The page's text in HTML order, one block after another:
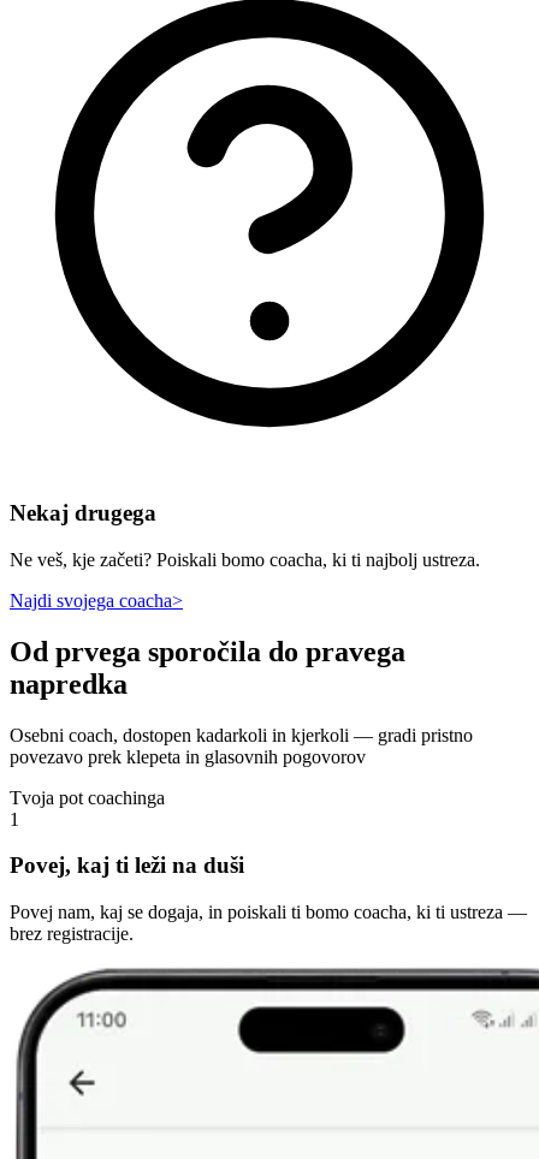
Nekaj drugega
Ne veš, kje začeti? Poiskali bomo coacha, ki ti najbolj ustreza.
Najdi svojega coacha>
Od prvega sporočila do pravega
napredka
Osebni coach, dostopen kadarkoli in kjerkoli — gradi pristno
povezavo prek klepeta in glasovnih pogovorov
Tvoja pot coachinga
1
Povej, kaj ti leži na duši
Povej nam, kaj se dogaja, in poiskali ti bomo coacha, ki ti ustreza —
brez registracije.